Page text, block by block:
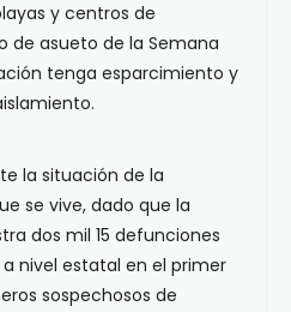
y centros de
de asueto de la Semana
tenga esparcimiento y
la situación de la
se vive, dado que la
dos mil 15 defunciones
nivel estatal en el primer
sospechosos de